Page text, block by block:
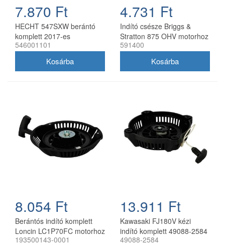
7.870 Ft
HECHT 547SXW berántó
komplett 2017-es
fűnyíróhoz
546001101
4.731 Ft
Indító csésze Briggs &
Stratton 875 OHV motorhoz
591400
591400
8.054 Ft
Berántós indító komplett
Loncin LC1P70FC motorhoz
193500143-0001
13.911 Ft
Kawasaki FJ180V kézi
indító komplett 49088-2584
49088-2584